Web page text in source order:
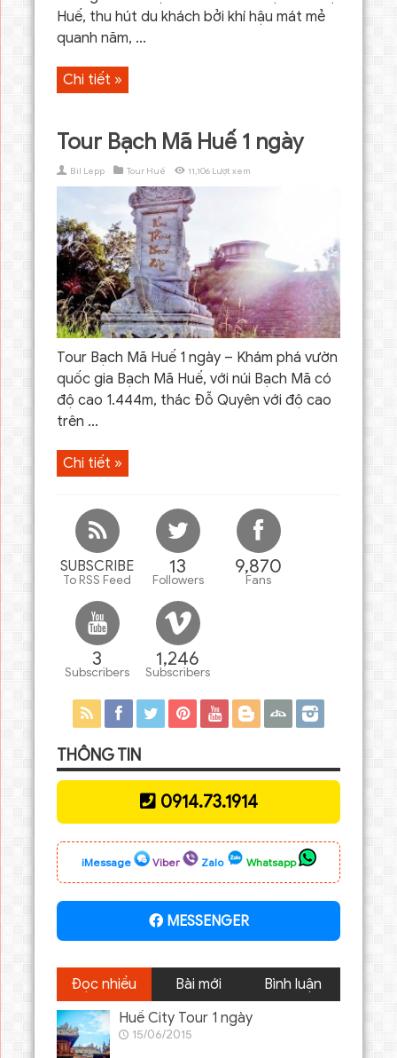
Huế, thu hút du khách bởi khí hậu mát mẻ
quanh năm, ...
Chi tiết »
Tour Bạch Mã Huế 1 ngày
Bil Lepp Tour Huế 11,106 Lượt xem
Tour Bạch Mã Huế 1 ngày – Khám phá vườn
quốc gia Bạch Mã Huế, với núi Bạch Mã có
độ cao 1.444m, thác Đỗ Quyên với độ cao
trên ...
Chi tiết »
SUBSCRIBE
To RSS Feed
13
Followers
9,870
Fans
3
Subscribers
1,246
Subscribers
THÔNG TIN
0914.73.1914
iMessage Viber Zalo Whatsapp
MESSENGER
Đọc nhiều Bài mới
Bình luận
Huế City Tour 1 ngày
15/06/2015